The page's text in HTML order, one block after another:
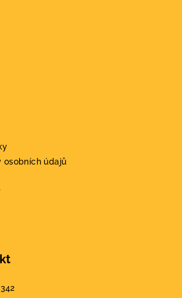
osobních údajů